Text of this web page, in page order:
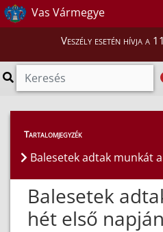
Vas Vármegye
Veszély esetén hívja a
Híreink > Hírek
Tartalomjegyzék
Balesetek adtak munkát
Balesetek
hét első napján